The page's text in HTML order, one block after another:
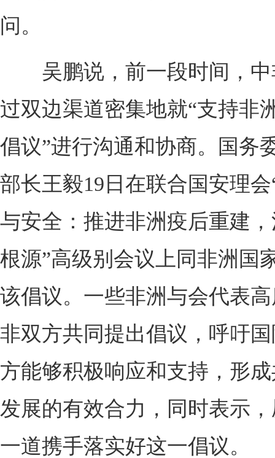
问。
吴鹏说，前一段时间，中
过双边渠道密集地就“支持非
倡议”进行沟通和协商。国务
部长王毅19日在联合国安理
与安全：推进非洲疫后重建
根源”高级别会议上同非洲国
该倡议。一些非洲与会代表
非双方共同提出倡议，呼吁
方能够积极响应和支持，形
发展的有效合力，同时表示
一道携手落实好这一倡议。